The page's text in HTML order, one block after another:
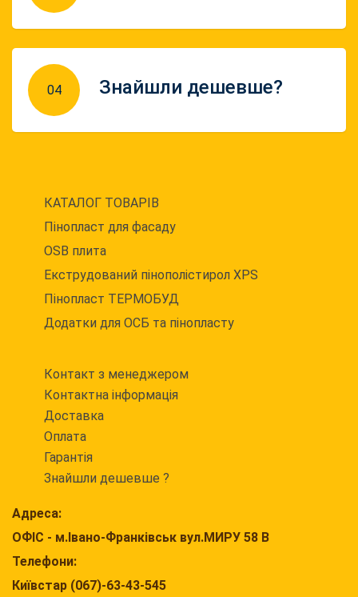
04 Знайшли дешевше?
КАТАЛОГ ТОВАРІВ
Пінопласт для фасаду
OSB плита
Екструдований пінополістирол XPS
Пінопласт ТЕРМОБУД
Додатки для ОСБ та пінопласту
Контакт з менеджером
Контактна інформація
Доставка
Оплата
Гарантія
Знайшли дешевше ?
Адреса:
ОФІС - м.Івано-Франківськ вул.МИРУ 58 В
Телефони:
Київстар (067)-63-43-545